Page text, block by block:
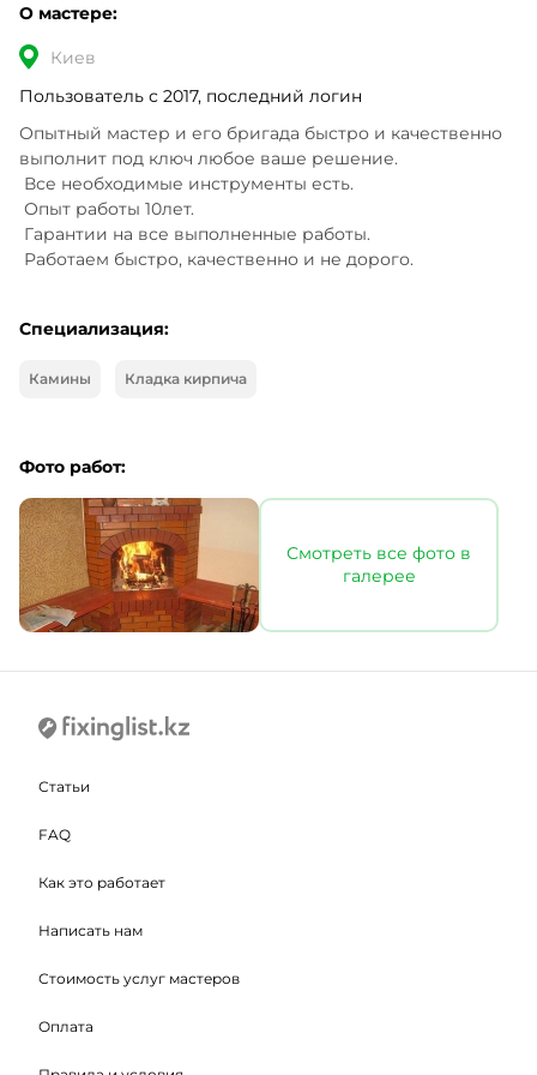
О мастере:
Киев
Пользователь с 2017, последний логин
Опытный мастер и его бригада быстро и качественно
выполнит под ключ любое ваше решение.
Работаем быстро, качественно и не дорого.
Специализация:
Камины Кладка кирпича
Фото работ:
Смотреть все фото в
галерее
Статьи
FAQ
Как это работает
Написать нам
Стоимость услуг мастеров
Оплата